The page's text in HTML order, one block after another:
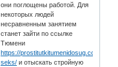
они поглощены работой. Для
некоторых людей
несравненным занятием
станет зайти по ссылке
Тюмени
https://prostitutkitumenidosug.com/
seks/ и отыскать стройную